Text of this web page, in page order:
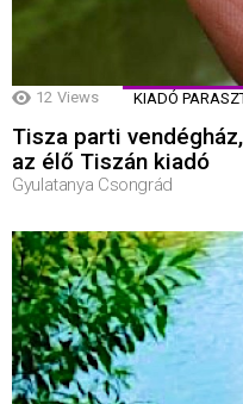
12 Views KIADÓ
Tisza parti
az élő Tiszán kiadó
Gyulatanya Csongrád